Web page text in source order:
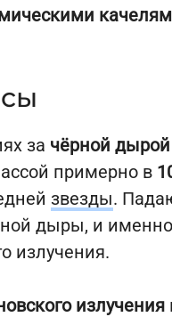
за чёрной
примерно в
звезды.
дыры, и
излучения.
излучения